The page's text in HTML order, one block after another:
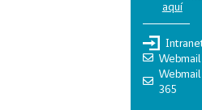
aquí
Webmail
Webmail
365